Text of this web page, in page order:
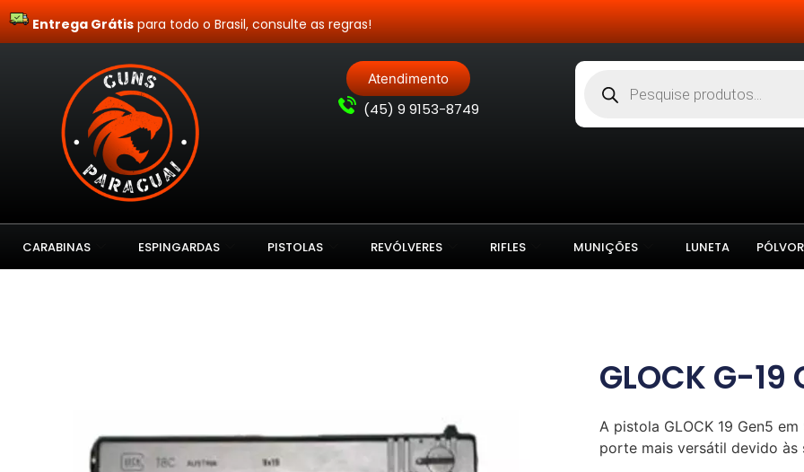
Site Blindado
Entrega Grátispara todo o Brasil, consulte as regras!
Atendimento
(45) 9 9153-8749
CARABINAS ESPINGARDAS PISTOLAS REVÓLVERES RIFLES MUNIÇÕES LUNETA
GLOCK G-
A pistola GLOCK 19 Gen5
porte mais versátil devido às